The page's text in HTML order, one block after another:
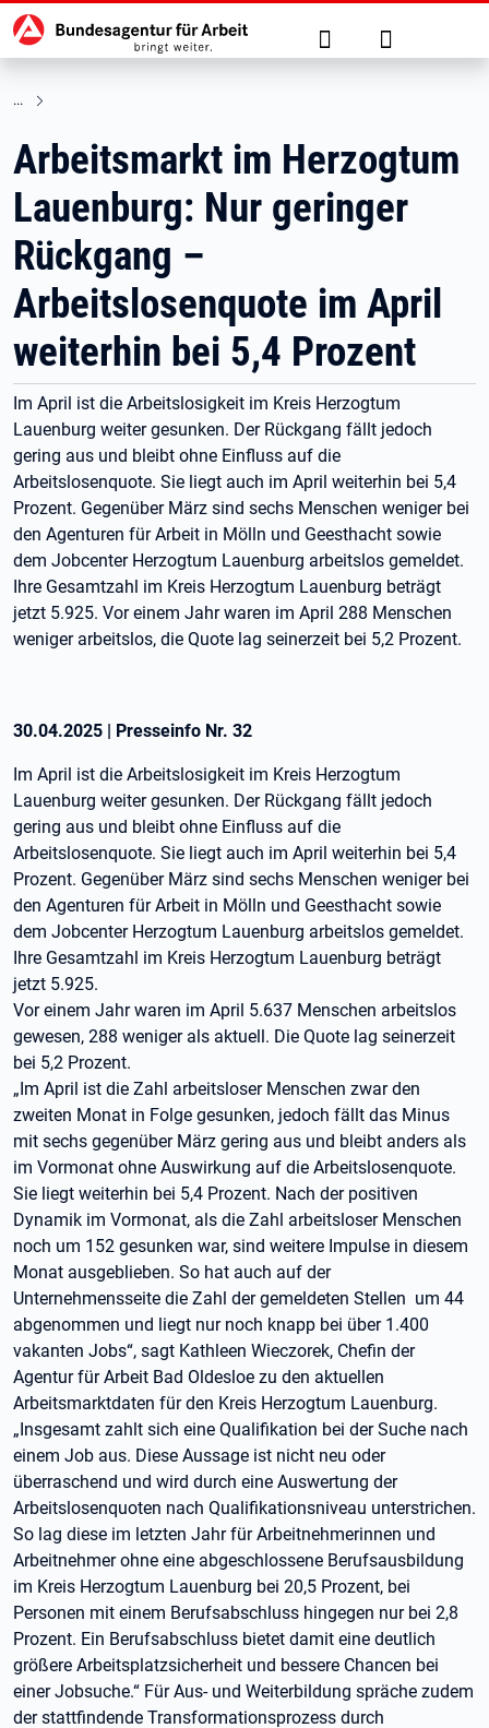
zu den Hauptinhalten springen
Hauptnavigation Suche Anmelden
Arbeitsmarkt im Herzogtum
Lauenburg: Nur geringer
Rückgang –
Arbeitslosenquote im April
weiterhin bei 5,4 Prozent
Im April ist die Arbeitslosigkeit im Kreis Herzogtum
Lauenburg weiter gesunken. Der Rückgang fällt jedoch
gering aus und bleibt ohne Einfluss auf die
Arbeitslosenquote. Sie liegt auch im April weiterhin bei 5,4
Prozent. Gegenüber März sind sechs Menschen weniger bei
den Agenturen für Arbeit in Mölln und Geesthacht sowie
dem Jobcenter Herzogtum Lauenburg arbeitslos gemeldet.
Ihre Gesamtzahl im Kreis Herzogtum Lauenburg beträgt
jetzt 5.925. Vor einem Jahr waren im April 288 Menschen
weniger arbeitslos, die Quote lag seinerzeit bei 5,2 Prozent.
30.04.2025 | Presseinfo Nr. 32
Im April ist die Arbeitslosigkeit im Kreis Herzogtum
Lauenburg weiter gesunken. Der Rückgang fällt jedoch
gering aus und bleibt ohne Einfluss auf die
Arbeitslosenquote. Sie liegt auch im April weiterhin bei 5,4
Prozent. Gegenüber März sind sechs Menschen weniger bei
den Agenturen für Arbeit in Mölln und Geesthacht sowie
dem Jobcenter Herzogtum Lauenburg arbeitslos gemeldet.
Ihre Gesamtzahl im Kreis Herzogtum Lauenburg beträgt
jetzt 5.925.
Vor einem Jahr waren im April 5.637 Menschen arbeitslos
gewesen, 288 weniger als aktuell. Die Quote lag seinerzeit
bei 5,2 Prozent.
„Im April ist die Zahl arbeitsloser Menschen zwar den
zweiten Monat in Folge gesunken, jedoch fällt das Minus
mit sechs gegenüber März gering aus und bleibt anders als
im Vormonat ohne Auswirkung auf die Arbeitslosenquote.
Sie liegt weiterhin bei 5,4 Prozent. Nach der positiven
Dynamik im Vormonat, als die Zahl arbeitsloser Menschen
noch um 152 gesunken war, sind weitere Impulse in diesem
Monat ausgeblieben. So hat auch auf der
Unternehmensseite die Zahl der gemeldeten Stellen um 44
abgenommen und liegt nur noch knapp bei über 1.400
vakanten Jobs“, sagt Kathleen Wieczorek, Chefin der
Agentur für Arbeit Bad Oldesloe zu den aktuellen
Arbeitsmarktdaten für den Kreis Herzogtum Lauenburg.
„Insgesamt zahlt sich eine Qualifikation bei der Suche nach
einem Job aus. Diese Aussage ist nicht neu oder
überraschend und wird durch eine Auswertung der
Arbeitslosenquoten nach Qualifikationsniveau unterstrichen.
So lag diese im letzten Jahr für Arbeitnehmerinnen und
Arbeitnehmer ohne eine abgeschlossene Berufsausbildung
im Kreis Herzogtum Lauenburg bei 20,5 Prozent, bei
Personen mit einem Berufsabschluss hingegen nur bei 2,8
Prozent. Ein Berufsabschluss bietet damit eine deutlich
größere Arbeitsplatzsicherheit und bessere Chancen bei
einer Jobsuche.“ Für Aus- und Weiterbildung spräche zudem
der stattfindende Transformationsprozess durch